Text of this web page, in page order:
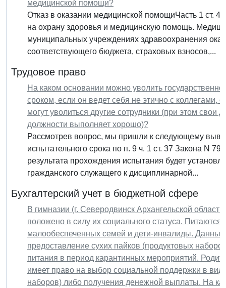
медицинской помощи?
Отказ в оказании медицинской помощиЧасть 1 ст.
на охрану здоровья и медицинскую помощь.
муниципальных учреждениях здравоохранения
соответствующего бюджета, страховых взносов,...
Трудовое право
На каком основании можно уволить
сроком, если он ведет себя не этично с коллегами,
могут уволиться другие сотрудники (при этом
должности выполняет хорошо)?
Рассмотрев вопрос, мы пришли к следующему
испытательного срока по п. 9 ч. 1 ст. 37 Закона N
результата прохождения испытания будет
гражданского служащего к дисциплинарной...
Бухгалтерский учет в бюджетной сфере
В гимназии (г. Северодвинск Архангельской
положено в силу их социального статуса. Питаются
малообеспеченных семей и дети-инвалиды.
предоставление сухих пайков (продуктовых
питания в период карантинных мероприятий.
имеет право на выбор социальной поддержки в
наборов) либо получения денежной выплаты. На